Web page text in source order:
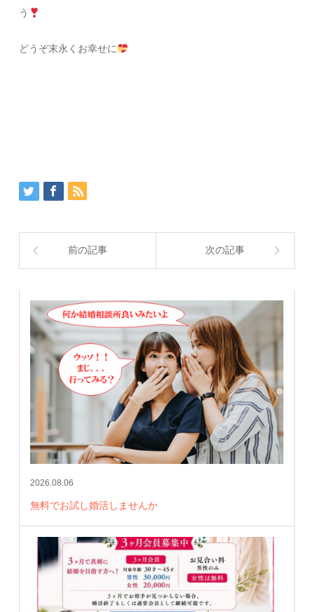
う
どうぞ末永くお幸せに
前の記事 次の記事
2026.08.06
無料でお試し婚活しませんか